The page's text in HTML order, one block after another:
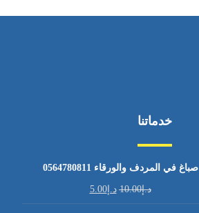
خدماتنا
صباغ في المردف والورقاء 0564780811
د.إ10.00 د.إ5.00